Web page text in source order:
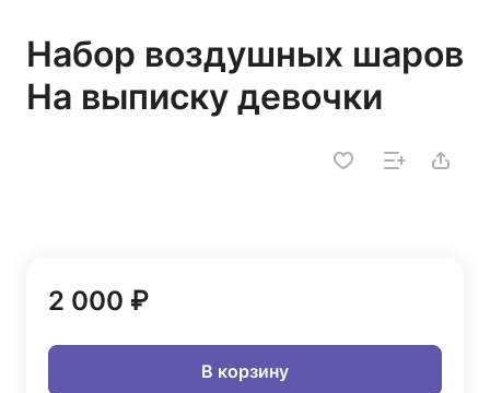
Набор воздушных шаров
На выписку девочки
2 000 ₽
В корзину